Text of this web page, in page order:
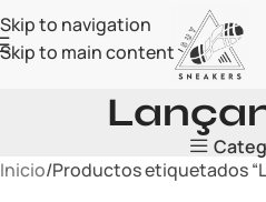
Skip to navigation
Skip to main content
Inicio Productos etiquetados